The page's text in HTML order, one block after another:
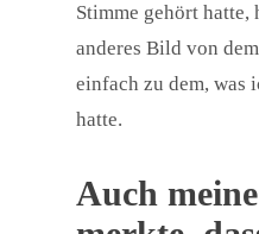
Stimme gehört hatte,
anderes Bild von
einfach zu dem, was
hatte.
Auch